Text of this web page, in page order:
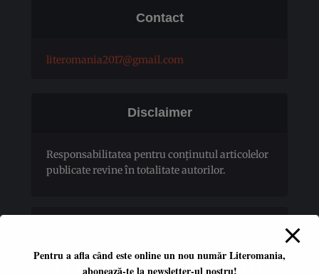
Contact
literomania2017@gmail.com
Disclaimer
Responsabilitatea pentru conţinutul articolelor
publicate revine în totalitate autorilor.
Pentru a afla când este online un nou număr Literomania,
abonează-te la newsletter-ul nostru!